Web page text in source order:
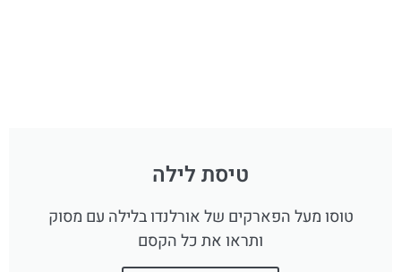
טיסת לילה
טוסו מעל הפארקים של אורלנדו בלילה עם מסוק
ותראו את כל הקסם